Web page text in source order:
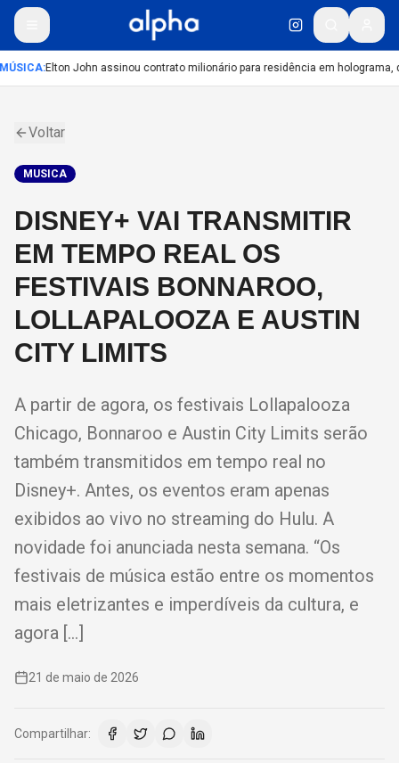
:Elton John assinou contrato milionário para residência em holograma,
Voltar
MUSICA
DISNEY+ VAI TRANSMITIR
EM TEMPO REAL OS
FESTIVAIS BONNAROO,
LOLLAPALOOZA E AUSTIN
CITY LIMITS
A partir de agora, os festivais Lollapalooza
Chicago, Bonnaroo e Austin City Limits serão
também transmitidos em tempo real no
Disney+. Antes, os eventos eram apenas
exibidos ao vivo no streaming do Hulu. A
novidade foi anunciada nesta semana. “Os
festivais de música estão entre os momentos
mais eletrizantes e imperdíveis da cultura, e
agora […]
21 de maio de 2026
Compartilhar: